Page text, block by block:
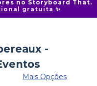
no Storyboard That.
gratuita ✨
Mais Opções